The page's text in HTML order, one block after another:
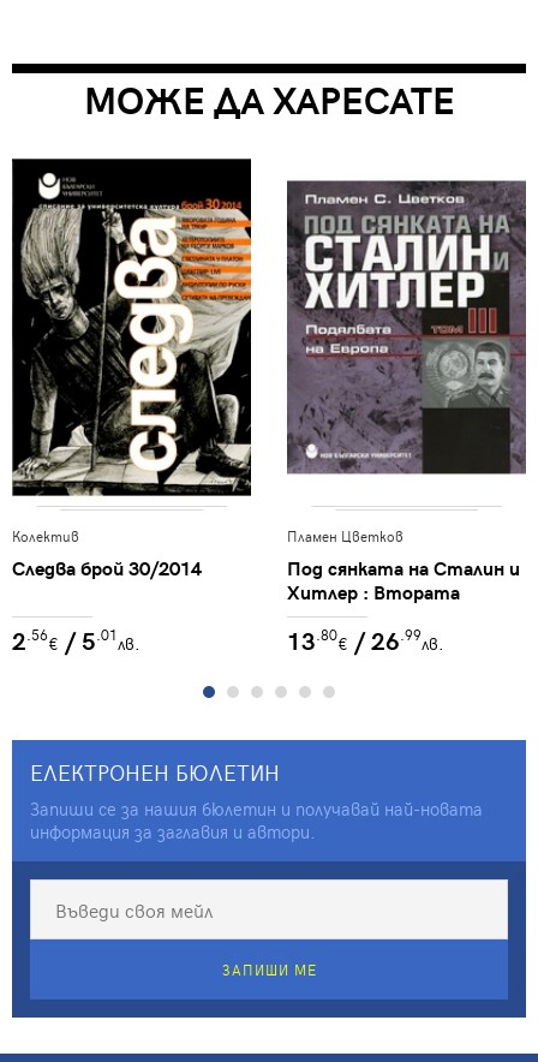
МОЖЕ ДА ХАРЕСАТЕ
Колектив
Следва брой 30/2014
2.56€ / 5.01лв.
Пламен Цветков
Под сянката на Сталин и
Хитлер : Втората
световна война и
съдбата на европейските
народи, 1939-1941 г. : Т.
3. : Подялбата на Европа
13.80€ / 26.99лв.
ЕЛЕКТРОНЕН БЮЛЕТИН
Запиши се за нашия бюлетин и получавай най-новата
информация за заглавия и автори.
ЗАПИШИ МЕ